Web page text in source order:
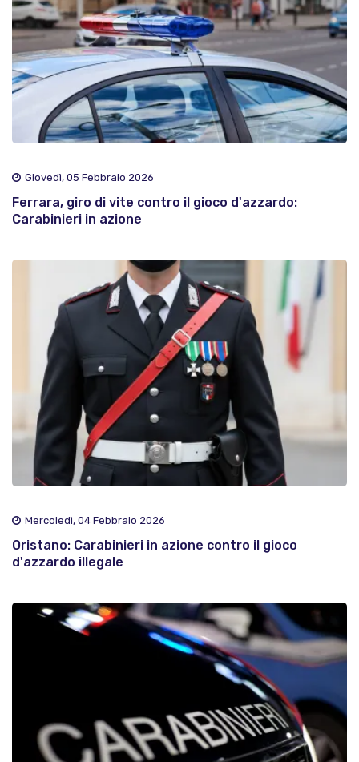
Giovedì, 05 Febbraio 2026
Ferrara, giro di vite contro il gioco d'azzardo:
Carabinieri in azione
Mercoledì, 04 Febbraio 2026
Oristano: Carabinieri in azione contro il gioco
d'azzardo illegale